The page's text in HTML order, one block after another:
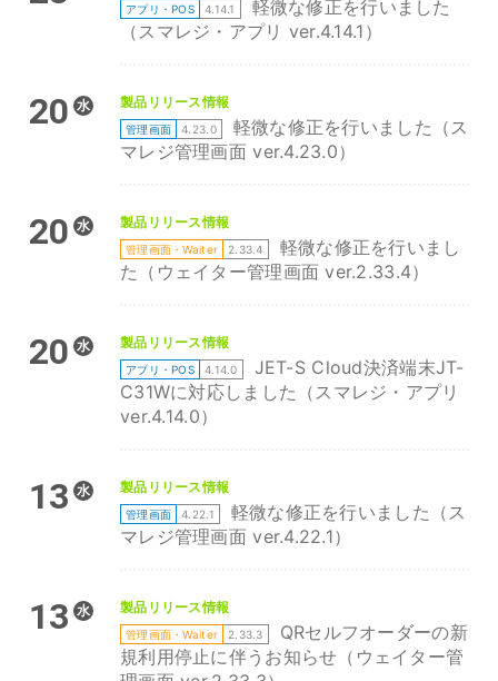
アプリ・POS 4.14.1
軽微な修正を行いました
（スマレジ・アプリ ver.4.14.1）
20 水 製品リリース情報
管理画面 4.23.0
軽微な修正を行いました（ス
マレジ管理画面 ver.4.23.0）
20 水 製品リリース情報
管理画面・Waiter 2.33.4
軽微な修正を行いまし
た（ウェイター管理画面 ver.2.33.4）
20 水 製品リリース情報
アプリ・POS 4.14.0
JET-S Cloud決済端末JT-
C31Wに対応しました（スマレジ・アプリ
ver.4.14.0）
13 水 製品リリース情報
管理画面 4.22.1
軽微な修正を行いました（ス
マレジ管理画面 ver.4.22.1）
13 水 製品リリース情報
管理画面・Waiter 2.33.3
QRセルフオーダーの新
規利用停止に伴うお知らせ（ウェイター管